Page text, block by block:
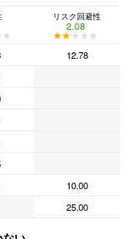
リスク回避性
2.08
★★★★★
★★★★★
12.78
10.00
25.00